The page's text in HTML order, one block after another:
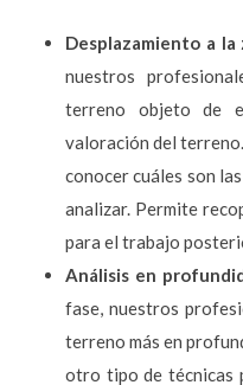
Desplazamiento a
nuestros
terreno objeto de
valoración del
conocer cuáles son
analizar. Permite
para el trabajo
Análisis en
fase, nuestros
terreno más en
otro tipo de técnicas